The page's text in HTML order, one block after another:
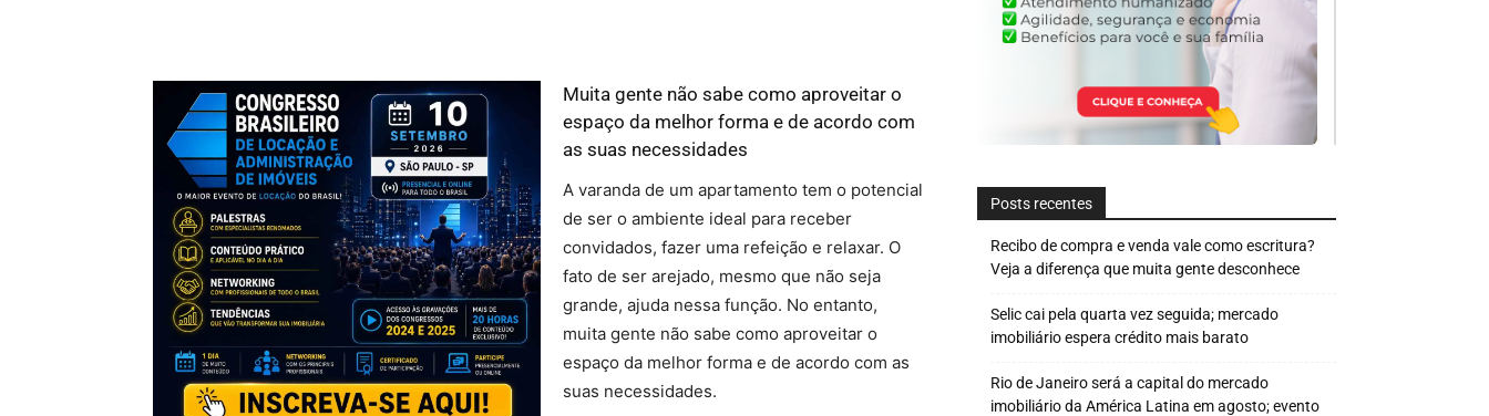
Muita gente não sabe como aproveitar o
espaço da melhor forma e de acordo com
as suas necessidades
A varanda de um apartamento tem o potencial
de ser o ambiente ideal para receber
convidados, fazer uma refeição e relaxar. O
fato de ser arejado, mesmo que não seja
grande, ajuda nessa função. No entanto,
muita gente não sabe como aproveitar o
espaço da melhor forma e de acordo com as
suas necessidades.
Posts recentes
Recibo de compra e venda vale como escritura?
Veja a diferença que muita gente desconhece
Selic cai pela quarta vez seguida; mercado
imobiliário espera crédito mais barato
Rio de Janeiro será a capital do mercado
imobiliário da América Latina em agosto; evento